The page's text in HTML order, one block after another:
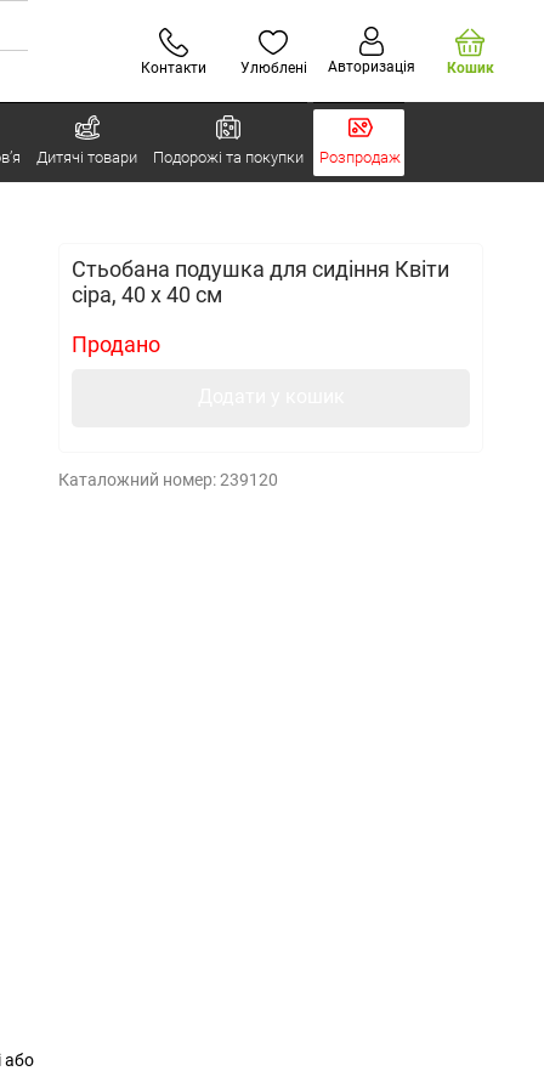
Контакти Улюблені Авторизація Кошик
Дитячі товари Подорожі та покупки Розпродаж
Стьобана подушка для сидіння Квіти
сіра, 40 x 40 см
Продано
Каталожний номер:239120
або